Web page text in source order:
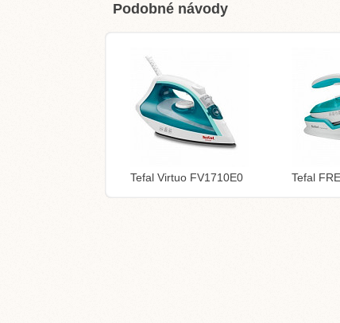
Podobné návody
Tefal Virtuo FV1710E0 Tefal